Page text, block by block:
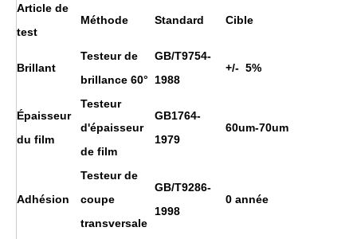
Article de
test
Méthode Standard Cible
Brillant
Testeur de
brillance 60°
GB/T9754-
1988
+/- 5%
Épaisseur
du film
Testeur
d'épaisseur
de film
GB1764-
1979
60um-70um
Adhésion
Testeur de
coupe
transversale
GB/T9286-
1998
0 année